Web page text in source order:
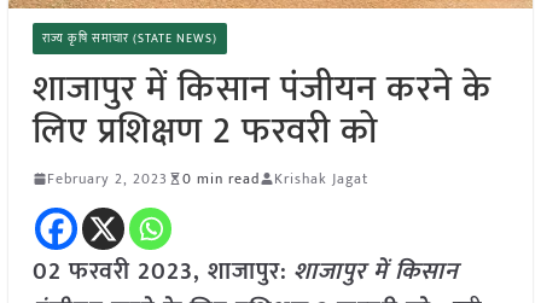
राज्य कृषि समाचार (STATE NEWS)
शाजापुर में किसान पंजीयन करने के
लिए प्रशिक्षण 2 फरवरी को
February 2, 2023 0 min read Krishak Jagat
02 फरवरी 2023, शाजापुर: शाजापुर में किसान